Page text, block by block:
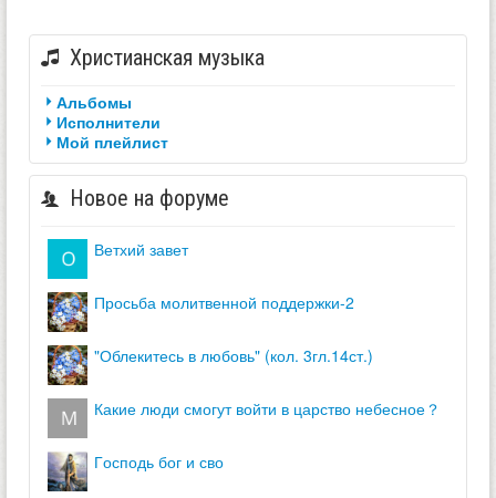
Христианская музыка
Альбомы
Исполнители
Мой плейлист
Новое на форуме
ветхий завет
просьба молитвенной поддержки-2
"облекитесь в любовь" (кол. 3гл.14ст.)
какие люди смогут войти в царство небесное？
господь бог и сво